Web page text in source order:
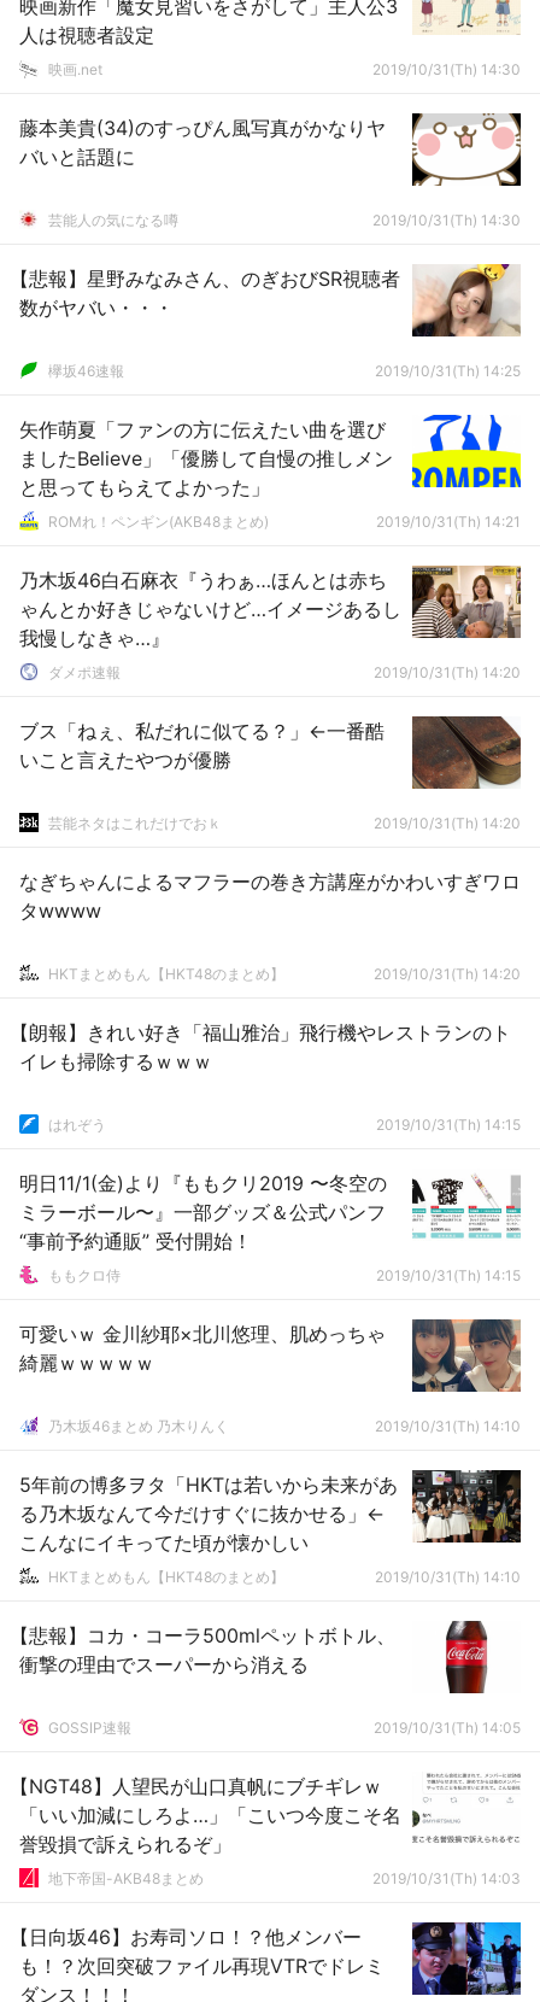
映画新作「魔女見習いをさがして」主人公3
人は視聴者設定
映画.net 2019/10/31(Th) 14:30
藤本美貴(34)のすっぴん風写真がかなりヤ
バいと話題に
芸能人の気になる噂 2019/10/31(Th) 14:30
【悲報】星野みなみさん、のぎおびSR視聴者
数がヤバい・・・
欅坂46速報 2019/10/31(Th) 14:25
矢作萌夏「ファンの方に伝えたい曲を選び
ましたBelieve」「優勝して自慢の推しメン
と思ってもらえてよかった」
ROMれ！ペンギン(AKB48まとめ) 2019/10/31(Th) 14:21
乃木坂46白石麻衣『うわぁ…ほんとは赤ち
ゃんとか好きじゃないけど…イメージあるし
我慢しなきゃ…』
ダメポ速報 2019/10/31(Th) 14:20
ブス「ねぇ、私だれに似てる？」←一番酷
いこと言えたやつが優勝
芸能ネタはこれだけでおｋ 2019/10/31(Th) 14:20
なぎちゃんによるマフラーの巻き方講座がかわいすぎワロ
タwwww
HKTまとめもん【HKT48のまとめ】 2019/10/31(Th) 14:20
【朗報】きれい好き「福山雅治」飛行機やレストランのト
イレも掃除するｗｗｗ
はれぞう 2019/10/31(Th) 14:15
明日11/1(金)より『ももクリ2019 〜冬空の
ミラーボール〜』一部グッズ＆公式パンフ
“事前予約通販” 受付開始！
ももクロ侍 2019/10/31(Th) 14:15
可愛いｗ 金川紗耶×北川悠理、肌めっちゃ
綺麗ｗｗｗｗｗ
乃木坂46まとめ 乃木りんく 2019/10/31(Th) 14:10
5年前の博多ヲタ「HKTは若いから未来があ
る乃木坂なんて今だけすぐに抜かせる」←
こんなにイキってた頃が懐かしい
HKTまとめもん【HKT48のまとめ】 2019/10/31(Th) 14:10
【悲報】コカ・コーラ500mlペットボトル、
衝撃の理由でスーパーから消える
GOSSIP速報 2019/10/31(Th) 14:05
【NGT48】人望民が山口真帆にブチギレｗ
「いい加減にしろよ…」「こいつ今度こそ名
誉毀損で訴えられるぞ」
地下帝国-AKB48まとめ 2019/10/31(Th) 14:03
【日向坂46】お寿司ソロ！？他メンバー
も！？次回突破ファイル再現VTRでドレミ
ダンス！！！